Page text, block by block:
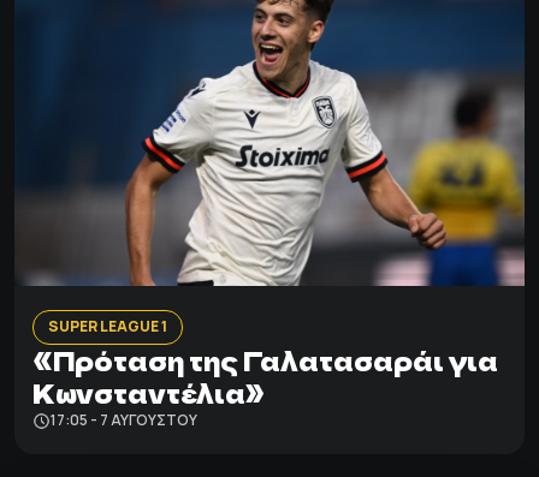
SUPER LEAGUE 1
«Πρόταση της Γαλατασαράι για
Κωνσταντέλια»
17:05 - 7 ΑΥΓΟΎΣΤΟΥ